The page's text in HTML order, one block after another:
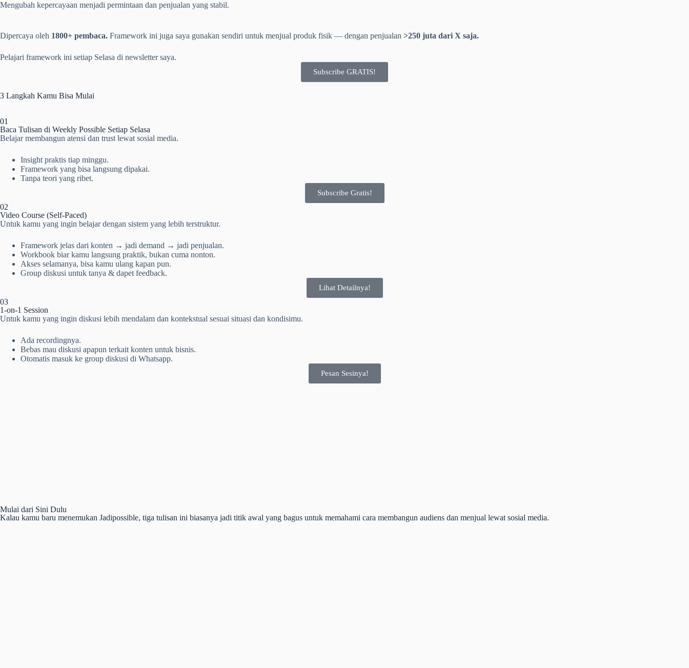
Mengubah kepercayaan menjadi permintaan dan penjualan yang stabil.
Dipercaya oleh 1800+ pembaca. Framework ini juga saya gunakan sendiri untuk menjual produk fisik — dengan penjualan >250 juta dari X saja.
Pelajari framework ini setiap Selasa di newsletter saya.
Subscribe GRATIS!
3 Langkah Kamu Bisa Mulai
01
Baca Tulisan di Weekly Possible Setiap Selasa
Belajar membangun atensi dan trust lewat sosial media.
Insight praktis tiap minggu.
Framework yang bisa langsung dipakai.
Tanpa teori yang ribet.
Subscribe Gratis!
02
Video Course (Self-Paced)
Untuk kamu yang ingin belajar dengan sistem yang lebih terstruktur.
Framework jelas dari konten → jadi demand → jadi penjualan.
Workbook biar kamu langsung praktik, bukan cuma nonton.
Akses selamanya, bisa kamu ulang kapan pun.
Group diskusi untuk tanya & dapet feedback.
Lihat Detailnya!
03
1-on-1 Session
Untuk kamu yang ingin diskusi lebih mendalam dan kontekstual sesuai situasi dan kondisimu.
Ada recordingnya.
Bebas mau diskusi apapun terkait konten untuk bisnis.
Otomatis masuk ke group diskusi di Whatsapp.
Pesan Sesinya!
Mulai dari Sini Dulu
Kalau kamu baru menemukan Jadipossible, tiga tulisan ini biasanya jadi titik awal yang bagus untuk memahami cara membangun audiens dan menjual lewat sosial media.